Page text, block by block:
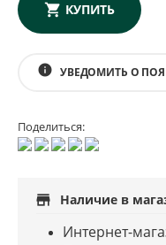
КУПИТЬ
info УВЕДОМИТЬ О
Поделиться:
store Наличие в
Интернет-